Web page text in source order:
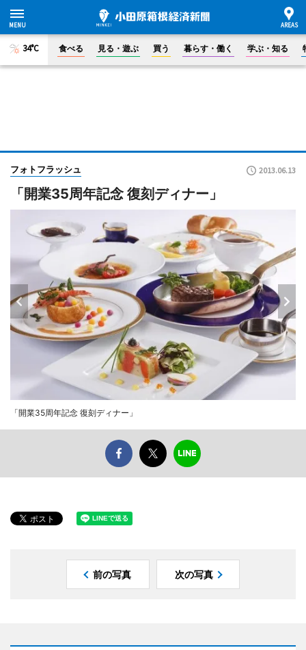
34°C 食べる 見る・遊ぶ 買う 暮らす・働く 学ぶ・知る
フォトフラッシュ 2013.06.13
「開業35周年記念 復刻ディナー」
「開業35周年記念 復刻ディナー」
前の写真 次の写真